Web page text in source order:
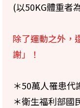
(以50KG體重者
除了運動之外，
謝」！
＊50萬人罹患代
＊衛生福利部國